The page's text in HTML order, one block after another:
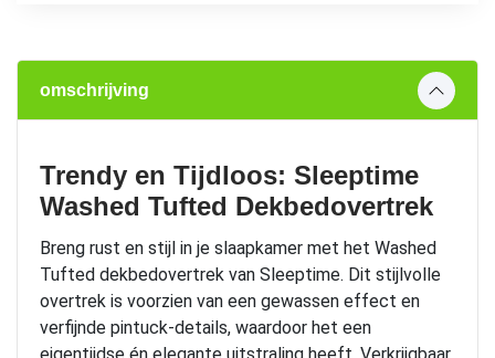
omschrijving
Trendy en Tijdloos: Sleeptime
Washed Tufted Dekbedovertrek
Breng rust en stijl in je slaapkamer met het Washed
Tufted dekbedovertrek van Sleeptime. Dit stijlvolle
overtrek is voorzien van een gewassen effect en
verfijnde pintuck-details, waardoor het een